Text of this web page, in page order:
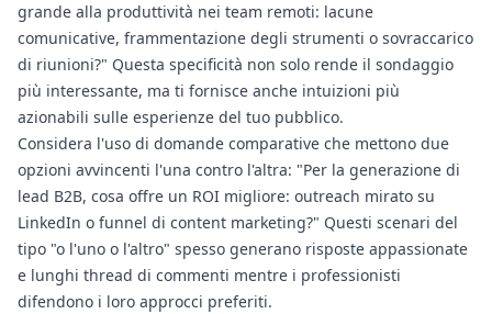
grande alla produttività nei team remoti: lacune
comunicative, frammentazione degli strumenti o sovraccarico
di riunioni?" Questa specificità non solo rende il sondaggio
più interessante, ma ti fornisce anche intuizioni più
azionabili sulle esperienze del tuo pubblico.
Considera l'uso di domande comparative che mettono due
opzioni avvincenti l'una contro l'altra: "Per la generazione di
lead B2B, cosa offre un ROI migliore: outreach mirato su
LinkedIn o funnel di content marketing?" Questi scenari del
tipo "o l'uno o l'altro" spesso generano risposte appassionate
e lunghi thread di commenti mentre i professionisti
difendono i loro approcci preferiti.